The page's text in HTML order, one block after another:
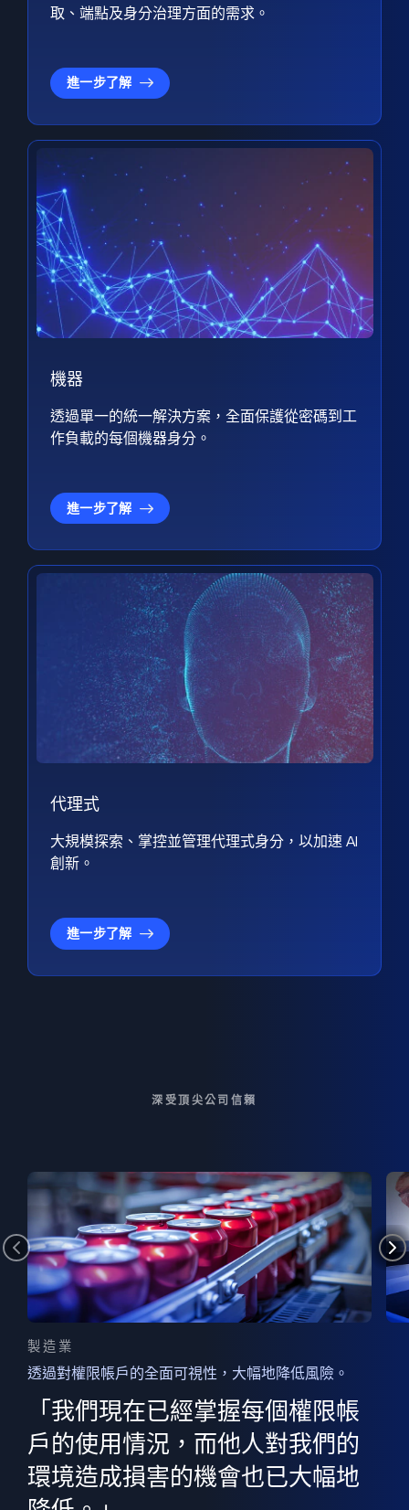
取、端點及身分治理方面的需求。
進一步了解
機器
透過單一的統一解決方案，全面保護從密碼到工
作負載的每個機器身分。
進一步了解
代理式
大規模探索、掌控並管理代理式身分，以加速 AI
創新。
進一步了解
深受頂尖公司信賴
製造業
透過對權限帳戶的全面可視性，大幅地降低風險。
「我們現在已經掌握每個權限帳
戶的使用情況，而他人對我們的
環境造成損害的機會也已大幅地